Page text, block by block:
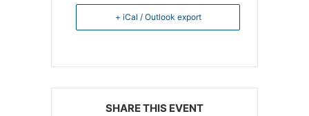
+ iCal / Outlook export
SHARE THIS EVENT